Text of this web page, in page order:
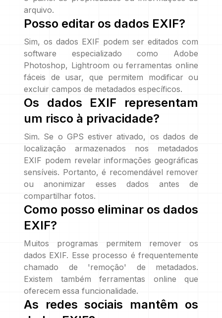
arquivo.
Posso editar os dados EXIF?
Sim, os dados EXIF podem ser editados com
software especializado como Adobe
Photoshop, Lightroom ou ferramentas online
fáceis de usar, que permitem modificar ou
excluir campos de metadados específicos.
Os dados EXIF representam
um risco à privacidade?
Sim. Se o GPS estiver ativado, os dados de
localização armazenados nos metadados
EXIF podem revelar informações geográficas
sensíveis. Portanto, é recomendável remover
ou anonimizar esses dados antes de
compartilhar fotos.
Como posso eliminar os dados
EXIF?
Muitos programas permitem remover os
dados EXIF. Esse processo é frequentemente
chamado de 'remoção' de metadados.
Existem também ferramentas online que
oferecem essa funcionalidade.
As redes sociais mantêm os